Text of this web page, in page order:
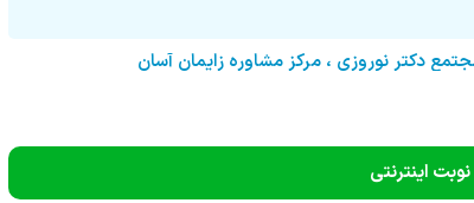
دکتر نوروزی ، مرکز مشاوره زایمان آسان
اینترنتی